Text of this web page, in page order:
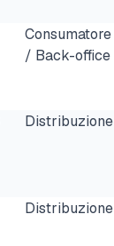
Consumatore
/ Back-office
Distribuzione
Distribuzione